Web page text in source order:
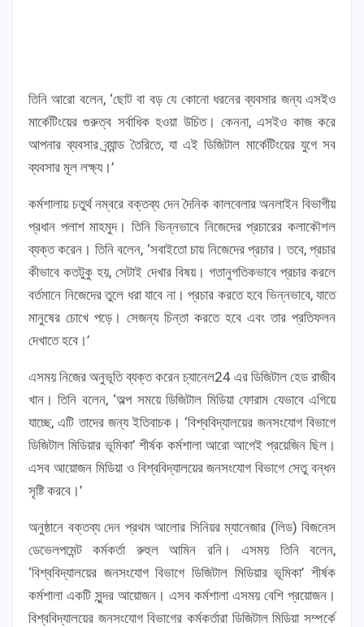
তিনি আরো বলেন, ‘ছোট বা বড় যে কোনো ধরনের ব্যবসার জন্য এসইও
মার্কেটিংয়ের গুরুত্ব সর্বাধিক হওয়া উচিত। কেননা, এসইও কাজ করে
আপনার ব্যবসার ব্র্যান্ড তৈরিতে, যা এই ডিজিটাল মার্কেটিংয়ের যুগে সব
ব্যবসার মূল লক্ষ্য।’
কর্মশালায় চতুর্থ নম্বরে বক্তব্য দেন দৈনিক কালবেলার অনলাইন বিভাগীয়
প্রধান পলাশ মাহমুদ। তিনি ভিন্নভাবে নিজেদের প্রচারের কলাকৌশল
ব্যক্ত করেন। তিনি বলেন, ‘সবাইতো চায় নিজেদের প্রচার। তবে, প্রচার
কীভাবে কতটুকু হয়, সেটাই দেখার বিষয়। গতানুগতিকভাবে প্রচার করলে
বর্তমানে নিজেদের তুলে ধরা যাবে না। প্রচার করতে হবে ভিন্নভাবে, যাতে
মানুষের চোখে পড়ে। সেজন্য চিন্তা করতে হবে এবং তার প্রতিফলন
দেখাতে হবে।’
এসময় নিজের অনুভূতি ব্যক্ত করেন চ্যানেল24 এর ডিজিটাল হেড রাজীব
খান। তিনি বলেন, ‘অল্প সময়ে ডিজিটাল মিডিয়া ফোরাম যেভাবে এগিয়ে
যাচ্ছে, এটি তাদের জন্য ইতিবাচক। ‘বিশ্ববিদ্যালয়ের জনসংযোগ বিভাগে
ডিজিটাল মিডিয়ার ভূমিকা’ শীর্ষক কর্মশালা আরো আগেই প্রয়েজিন ছিল।
এসব আয়োজন মিডিয়া ও বিশ্ববিদ্যালয়ের জনসংযোগ বিভাগে সেতু বন্ধন
সৃষ্টি করবে।’
অনুষ্ঠানে বক্তব্য দেন প্রথম আলোর সিনিয়র ম্যানেজার (লিড) বিজনেস
ডেভেলপমেন্ট কর্মকর্তা রুহুল আমিন রনি। এসময় তিনি বলেন,
‘বিশ্ববিদ্যালয়ের জনসংযোগ বিভাগে ডিজিটাল মিডিয়ার ভূমিকা’ শীর্ষক
কর্মশালা একটি সুন্দর আয়োজন। এসব কর্মশালা এসময় বেশি প্রয়োজন।
বিশ্ববিদ্যালয়ের জনসংযোগ বিভাগের কর্মকর্তারা ডিজিটাল মিডিয়া সম্পর্কে